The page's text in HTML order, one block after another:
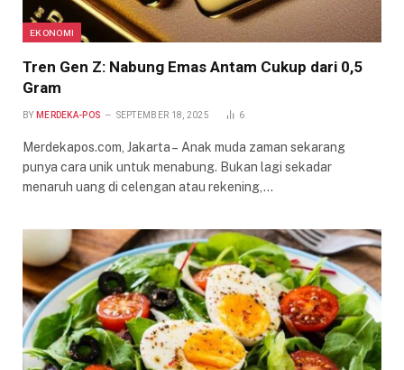
EKONOMI
Tren Gen Z: Nabung Emas Antam Cukup dari 0,5
Gram
BY MERDEKA-POS SEPTEMBER 18, 2025 6
Merdekapos.com, Jakarta – Anak muda zaman sekarang
punya cara unik untuk menabung. Bukan lagi sekadar
menaruh uang di celengan atau rekening,…